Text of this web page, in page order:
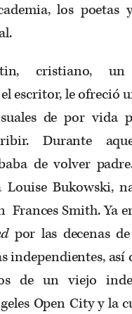
los poetas
cristiano, un
escritor, le ofreció
de por vida
Durante
de volver
Bukowski,
Frances Smith. Ya
por las decenas
independientes, así
de un viejo
Open City y la